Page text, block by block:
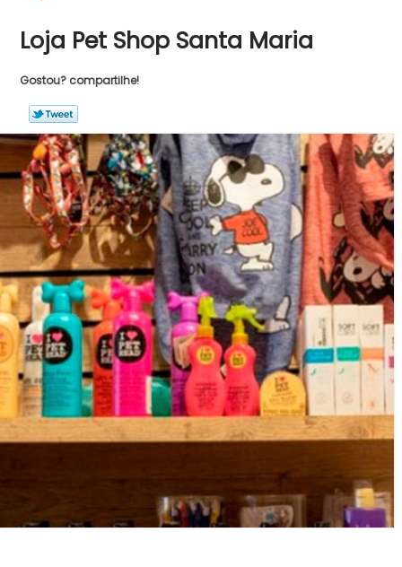
Loja Pet Shop Santa Maria
Gostou? compartilhe!